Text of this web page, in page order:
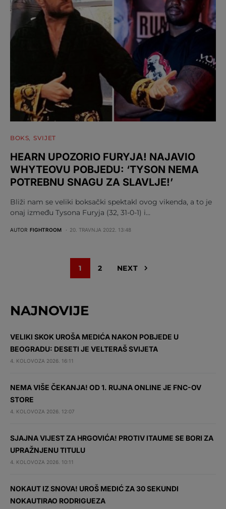
BOKS SVIJET
HEARN UPOZORIO FURYJA! NAJAVIO
WHYTEOVU POBJEDU: ‘TYSON NEMA
POTREBNU SNAGU ZA SLAVLJE!’
Bliži nam se veliki boksački spektakl ovog vikenda, a to je
onaj između Tysona Furyja (32, 31-0-1) i…
AUTOR FIGHTROOM 20. TRAVNJA 2022. 13:48
1 2 NEXT
NAJNOVIJE
VELIKI SKOK UROŠA MEDIĆA NAKON POBJEDE U
BEOGRADU: DESETI JE VELTERAŠ SVIJETA
4. KOLOVOZA 2026. 16:11
NEMA VIŠE ČEKANJA! OD 1. RUJNA ONLINE JE FNC-OV
STORE
4. KOLOVOZA 2026. 12:07
SJAJNA VIJEST ZA HRGOVIĆA! PROTIV ITAUME SE BORI ZA
UPRAŽNJENU TITULU
4. KOLOVOZA 2026. 10:11
NOKAUT IZ SNOVA! UROŠ MEDIĆ ZA 30 SEKUNDI
NOKAUTIRAO RODRIGUEZA